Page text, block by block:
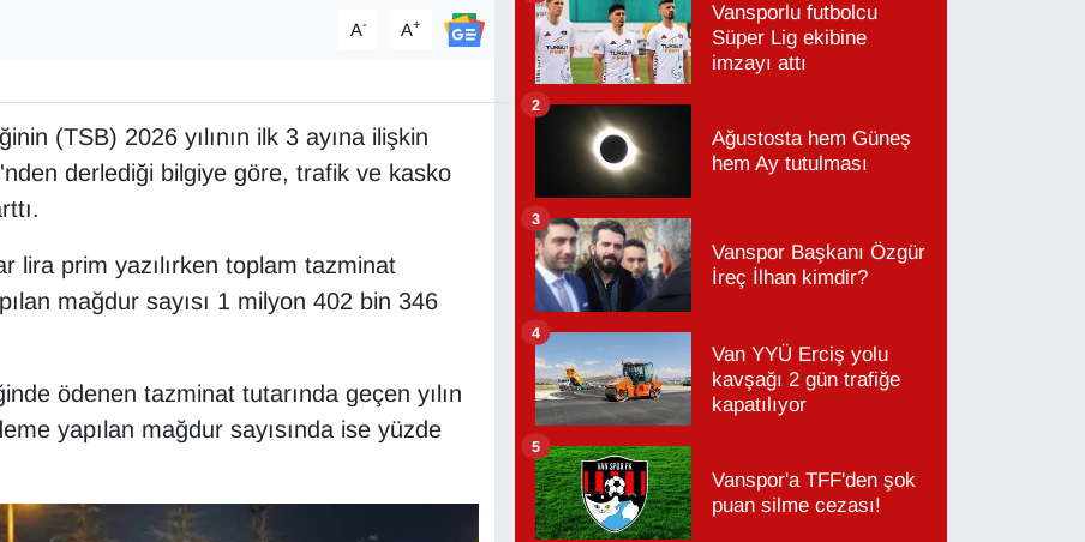
A- A+
(TSB) 2026 yılının ilk 3 ayına ilişkin
derlediği bilgiye göre, trafik ve kasko
lira prim yazılırken toplam tazminat
mağdur sayısı 1 milyon 402 bin 346
ödenen tazminat tutarında geçen yılın
yapılan mağdur sayısında ise yüzde
Vansporlu futbolcu
Süper Lig ekibine
imzayı attı
Ağustosta hem Güneş
hem Ay tutulması
2
Vanspor Başkanı Özgür
İreç İlhan kimdir?
3
Van YYÜ Erciş yolu
kavşağı 2 gün trafiğe
kapatılıyor
4
Vanspor'a TFF'den şok
puan silme cezası!
5